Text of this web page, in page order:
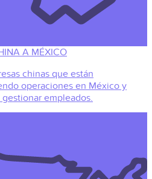
A MÉXICO
chinas que están
operaciones en México y
empleados.